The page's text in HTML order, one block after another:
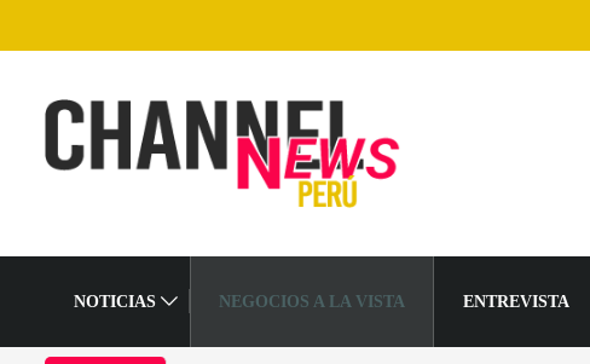
NOTICIAS NEGOCIOS A LA VISTA ENTREVISTA